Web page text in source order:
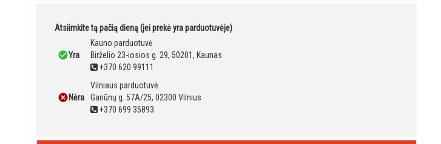
Atsiimkite tą pačią dieną (jei prekė yra parduotuvėje)
Yra
Kauno parduotuvė
Birželio 23-iosios g. 29, 50201, Kaunas
+370 620 99111
Nėra
Vilniaus parduotuvė
Gariūnų g. 57A/25, 02300 Vilnius
+370 699 35893